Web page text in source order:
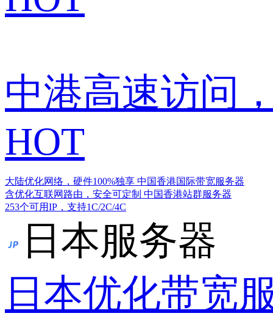
中港高速访问
HOT
大陆优化网络，硬件100%独享 中国香港国际带宽服务器
含优化互联网路由，安全可定制 中国香港站群服务器
253个可用IP，支持1C/2C/4C
日本服务器
日本优化带宽